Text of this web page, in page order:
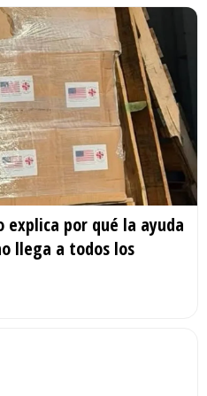
explica por qué la ayuda
llega a todos los